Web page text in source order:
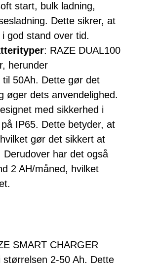
start, bulk ladning,
Dette sikrer, at
god stand over tid.
: RAZE DUAL100
herunder
til 50Ah. Dette gør det
øger dets anvendelighed.
med sikkerhed i
IP65. Dette betyder, at
gør det sikkert at
Derudover har det også
2 AH/måned, hvilket
SMART CHARGER
2-50 Ah. Dette